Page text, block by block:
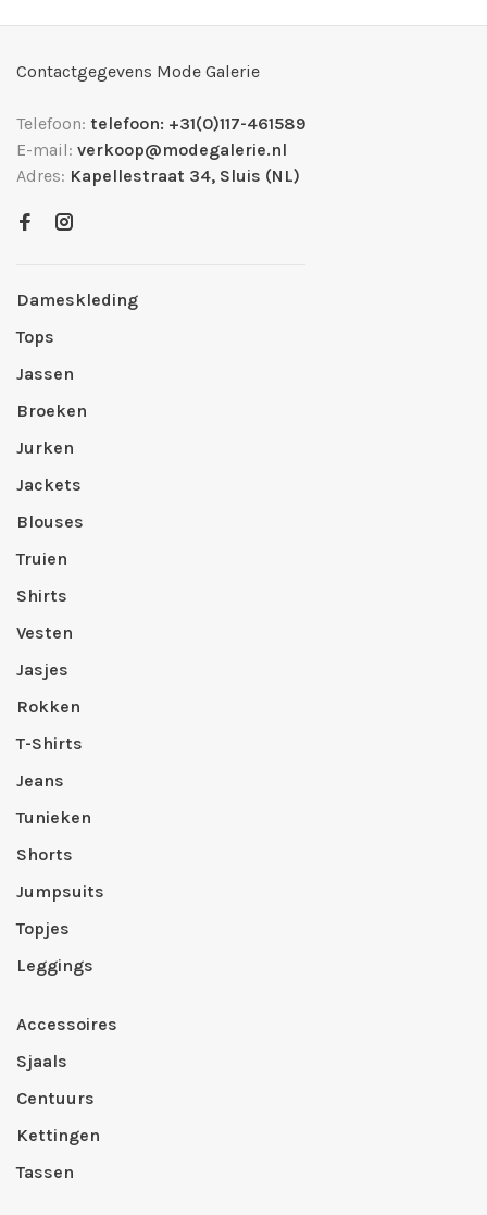
Contactgegevens Mode Galerie
Telefoon: telefoon: +31(0)117-461589
E-mail: verkoop@modegalerie.nl
Adres: Kapellestraat 34, Sluis (NL)
Dameskleding
Tops
Jassen
Broeken
Jurken
Jackets
Blouses
Truien
Shirts
Vesten
Jasjes
Rokken
T-Shirts
Jeans
Tunieken
Shorts
Jumpsuits
Topjes
Leggings
Accessoires
Sjaals
Centuurs
Kettingen
Tassen